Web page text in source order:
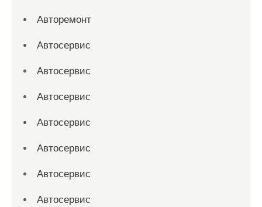
Авторемонт
Автосервис
Автосервис
Автосервис
Автосервис
Автосервис
Автосервис
Автосервис